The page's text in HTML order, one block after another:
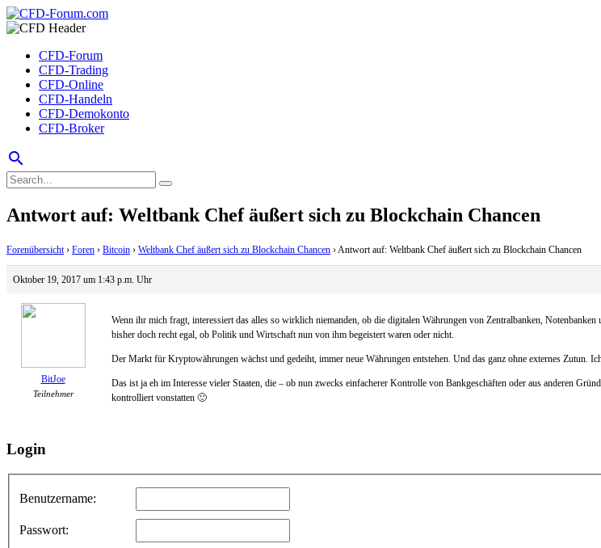
CFD-Forum
CFD-Trading
CFD-Online
CFD-Handeln
CFD-Demokonto
CFD-Broker
search
Antwort auf: Weltbank Chef äußert sich zu Blockchain Chancen
Forenübersicht › Foren › Bitcoin › Weltbank Chef äußert sich zu Blockchain Chancen ›Antwort auf: Weltbank Chef äußert sich zu Blockchain Chancen
Oktober 19, 2017 um 1:43 p.m. Uhr
BitJoe
Teilnehmer
Wenn ihr mich fragt, interessiert das alles so wirklich niemanden, ob die digitalen Währungen von Zentralbanken,
bisher doch recht egal, ob Politik und Wirtschaft nun von ihm begeistert waren oder nicht.
Der Markt für Kryptowährungen wächst und gedeiht, immer neue Währungen entstehen. Und das ganz ohne externes Zutun.
Das ist ja eh im Interesse vieler Staaten, die – ob nun zwecks einfacherer Kontrolle von Bankgeschäften oder aus anderen
kontrolliert vonstatten 🙂
Login
Benutzername:
Passwort: